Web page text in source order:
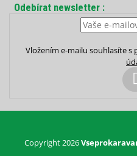
Odebírat newsletter
Vložením e-mailu souhlasíte s
Copyright 2026